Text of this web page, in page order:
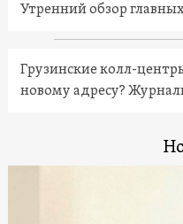
Утренний обзор
Грузинские колл-
новому адресу?